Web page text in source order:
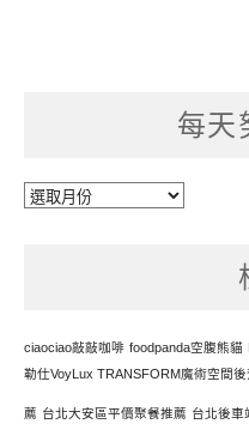
每天
每
ciaociao敲敲咖啡 foodpanda空腹熊貓
勒仕VoyLux TRANSFORM魔術空間後
薦 台北大安區平價聚餐推薦 台北後車